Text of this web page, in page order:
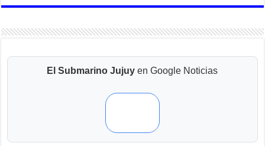
El Submarino Jujuy en Google Noticias